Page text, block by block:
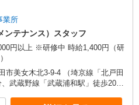
業所
ンテナンス）スタッフ
円以上 ※研修中 時給1,400円（研
市美女木北3-9-4 （埼京線「北戸田
武蔵野線「武蔵浦和駅」徒歩20